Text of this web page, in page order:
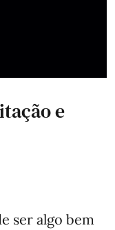
e
ser algo bem